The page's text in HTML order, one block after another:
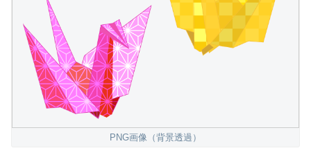
PNG画像（背景透過）